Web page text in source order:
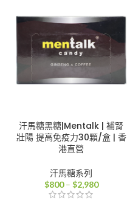
$2,980
汗馬糖黑糖|Mentalk | 補腎
壯陽 提高免疫力30顆/盒 | 香
港直營
汗馬糖系列
$800 – $2,980價